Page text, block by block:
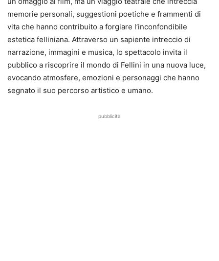
memorie personali, suggestioni poetiche e frammenti di
vita che hanno contribuito a forgiare l’inconfondibile
estetica felliniana. Attraverso un sapiente intreccio di
narrazione, immagini e musica, lo spettacolo invita il
pubblico a riscoprire il mondo di Fellini in una nuova luce,
evocando atmosfere, emozioni e personaggi che hanno
segnato il suo percorso artistico e umano.
pubblicità